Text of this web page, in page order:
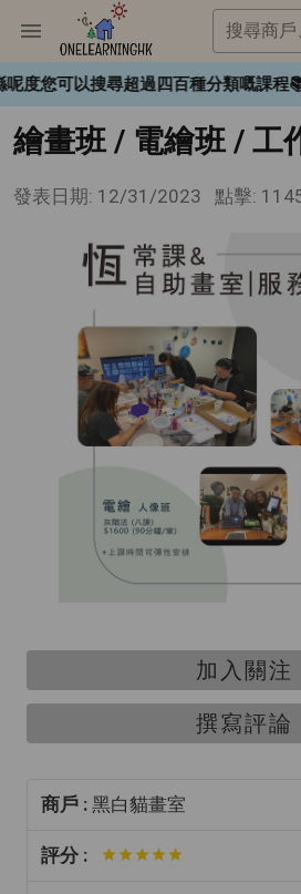
搜尋商戶
以搜尋超過四百種分類嘅課程📚，
繪畫班 / 電繪班 / 工
發表日期: 12/31/2023 點擊:
加入關注
撰寫評論
商戶 : 黑白貓畫室
評分 :